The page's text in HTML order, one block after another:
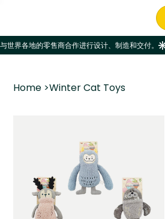
Home >Winter Cat Toys